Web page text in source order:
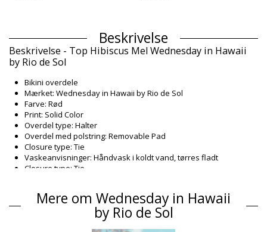
Beskrivelse
Beskrivelse - Top Hibiscus Mel Wednesday in Hawaii
by Rio de Sol
Bikini overdele
Mærket: Wednesday in Hawaii by Rio de Sol
Farve: Rød
Print: Solid Color
Overdel type: Halter
Overdel med polstring: Removable Pad
Closure type: Tie
Vaskeanvisninger: Håndvask i koldt vand, tørres fladt
Closure type: Tie
Bikini overdele Rød Wednesday in Hawaii by Rio de Sol
HAWAII
Sammensætning
Mere om Wednesday in Hawaii
by Rio de Sol